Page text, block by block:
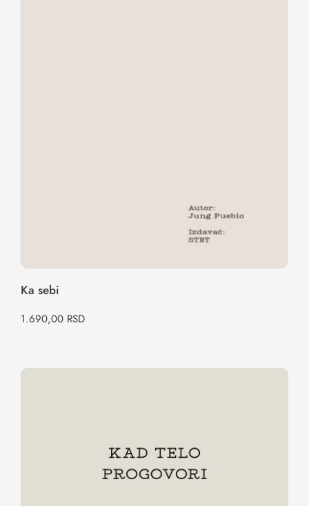
Ka sebi
1.690,00 RSD